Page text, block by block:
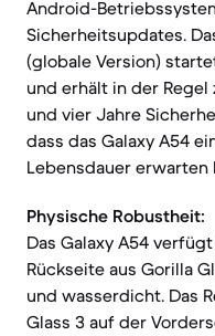
Android-
Sicherheitsupdates.
(globale Version)
und erhält in der
und vier Jahre
dass das Galaxy A54
Lebensdauer erwarten
Physische Robustheit:
Das Galaxy A54
Rückseite aus Gorilla
und wasserdicht. Das
Glass 3 auf der